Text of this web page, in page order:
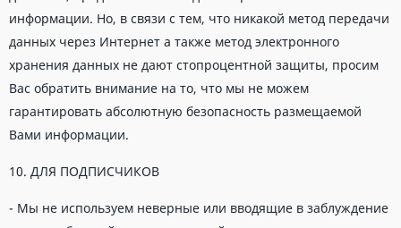
информации. Но, в связи с тем, что никакой метод передачи
данных через Интернет а также метод электронного
хранения данных не дают стопроцентной защиты, просим
Вас обратить внимание на то, что мы не можем
гарантировать абсолютную безопасность размещаемой
Вами информации.
10. ДЛЯ ПОДПИСЧИКОВ
- Мы не используем неверные или вводящие в заблуждение